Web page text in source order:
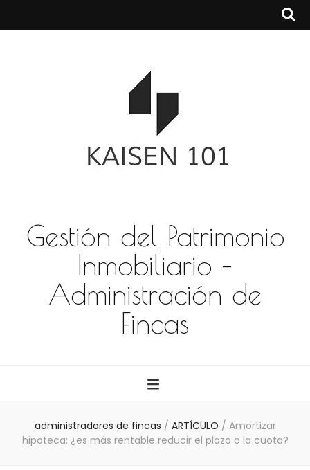
Gestión del Patrimonio
Inmobiliario –
Administración de
Fincas
administradores de fincas / ARTÍCULO / Amortizar
hipoteca: ¿es más rentable reducir el plazo o la cuota?